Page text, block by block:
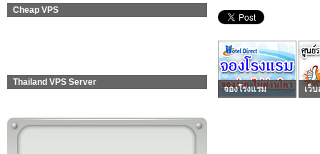
Cheap VPS
Thailand VPS Server
จองโรงแรม เว็